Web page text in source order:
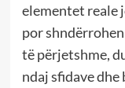
elementet reale
por
të përjetshme,
ndaj sfidave